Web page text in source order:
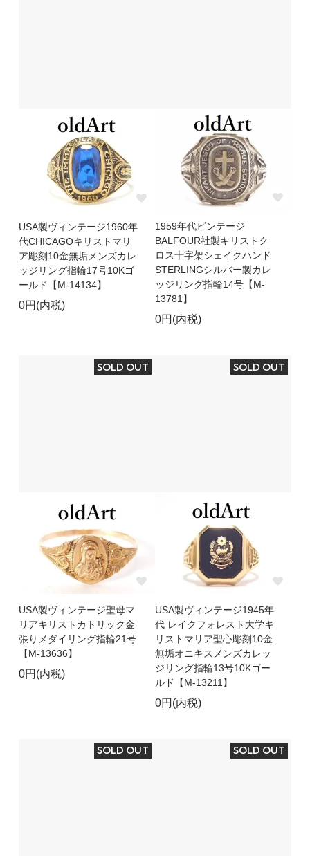
USA製ヴィンテージ1960年
代CHICAGOキリストマリ
ア彫刻10金無垢メンズカレ
ッジリング指輪17号10Kゴ
ールド【M-14134】
0円(内税)
1959年代ビンテージ
BALFOUR社製キリストク
ロス十字架シェイクハンド
STERLINGシルバー製カレ
ッジリング指輪14号【M-
13781】
0円(内税)
SOLD OUT
USA製ヴィンテージ聖母マ
リアキリストカトリック金
張りメダイリング指輪21号
【M-13636】
0円(内税)
SOLD OUT
USA製ヴィンテージ1945年
代 レイクフォレスト大学キ
リストマリア聖心彫刻10金
無垢オニキスメンズカレッ
ジリング指輪13号10Kゴー
ルド【M-13211】
0円(内税)
SOLD OUT SOLD OUT